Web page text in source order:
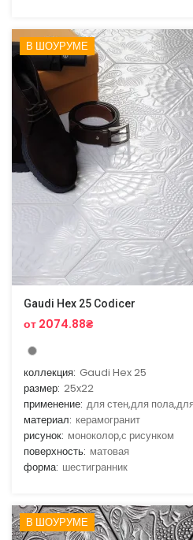
В ШОУРУМЕ
Gaudi Hex 25 Codicer
от 2074.88₴
коллекция: Gaudi Hex 25
размер: 25x22
применение: для стен,для
материал: керамогранит
рисунок: моноколор,с рисунком
поверхность: матовая
форма: шестигранник
В ШОУРУМЕ